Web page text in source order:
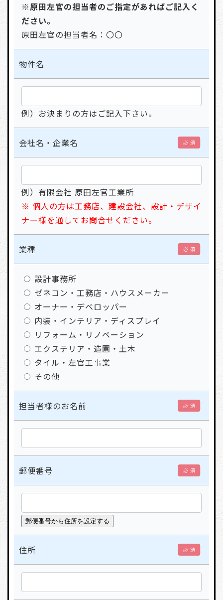
※原田左官の担当者のご指定があればご記入く
ださい。
原田左官の担当者名：〇〇
物件名
例）お決まりの方はご記入下さい。
会社名・企業名 必 須
例）有限会社 原田左官工業所
※ 個人の方は工務店、建設会社、設計・デザイ
ナー様を通してお問合せください。
業種 必 須
設計事務所
ゼネコン・工務店・ハウスメーカー
オーナー・デベロッパー
内装・インテリア・ディスプレイ
リフォーム・リノベーション
エクステリア・造園・土木
タイル・左官工事業
その他
担当者様のお名前 必 須
郵便番号 必 須
住所 必 須